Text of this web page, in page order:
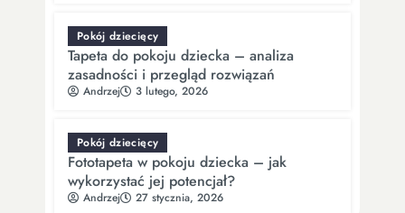
Pokój dziecięcy
Tapeta do pokoju dziecka – analiza
zasadności i przegląd rozwiązań
Andrzej 3 lutego, 2026
Pokój dziecięcy
Fototapeta w pokoju dziecka – jak
wykorzystać jej potencjał?
Andrzej 27 stycznia, 2026